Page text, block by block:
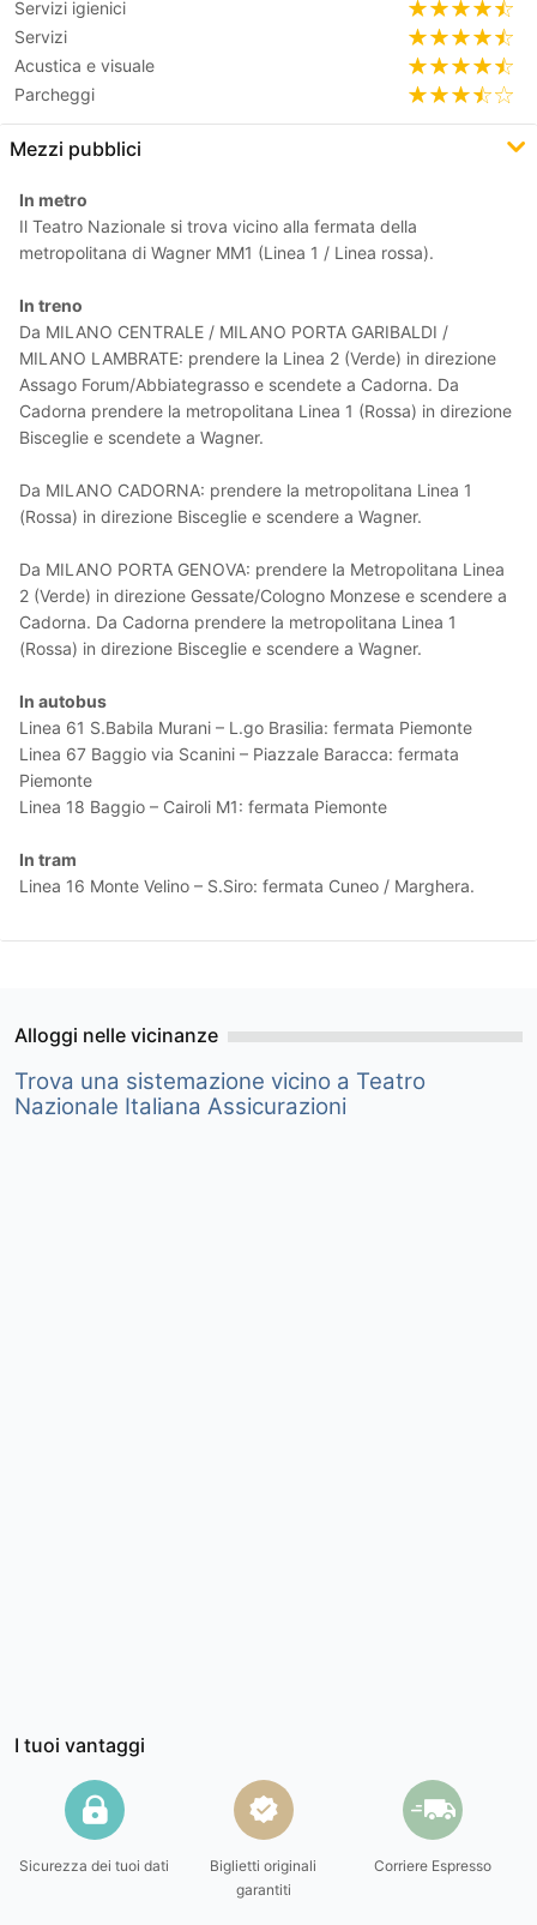
Servizi igienici
Servizi
Acustica e visuale
Parcheggi
Mezzi pubblici
In metro
Il Teatro Nazionale si trova vicino alla fermata della
metropolitana di Wagner MM1 (Linea 1 / Linea rossa).
In treno
Da MILANO CENTRALE / MILANO PORTA GARIBALDI /
MILANO LAMBRATE: prendere la Linea 2 (Verde) in direzione
Assago Forum/Abbiategrasso e scendete a Cadorna. Da
Cadorna prendere la metropolitana Linea 1 (Rossa) in direzione
Bisceglie e scendete a Wagner.
Da MILANO CADORNA: prendere la metropolitana Linea 1
(Rossa) in direzione Bisceglie e scendere a Wagner.
Da MILANO PORTA GENOVA: prendere la Metropolitana Linea
2 (Verde) in direzione Gessate/Cologno Monzese e scendere a
Cadorna. Da Cadorna prendere la metropolitana Linea 1
(Rossa) in direzione Bisceglie e scendere a Wagner.
In autobus
Linea 61 S.Babila Murani – L.go Brasilia: fermata Piemonte
Linea 67 Baggio via Scanini – Piazzale Baracca: fermata
Piemonte
Linea 18 Baggio – Cairoli M1: fermata Piemonte
In tram
Linea 16 Monte Velino – S.Siro: fermata Cuneo / Marghera.
Alloggi nelle vicinanze
Trova una sistemazione vicino a Teatro
Nazionale Italiana Assicurazioni
I tuoi vantaggi
Sicurezza dei tuoi dati
Biglietti originali
garantiti
Corriere Espresso